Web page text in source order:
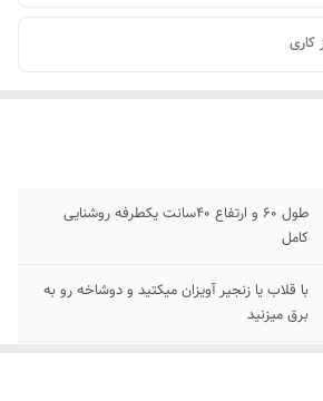
کاری
طول 60 و ارتفاع 40سانت یکطرفه روشنایی
کامل
با قلاب یا زنجیر آویزان میکتید و دوشاخه رو به
برق میزنید